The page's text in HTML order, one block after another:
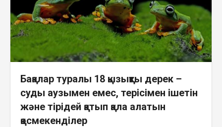
Бақалар туралы 18 қызықты дерек –
суды аузымен емес, терісімен ішетін
және тірідей қатып қала алатын
қосмекенділер